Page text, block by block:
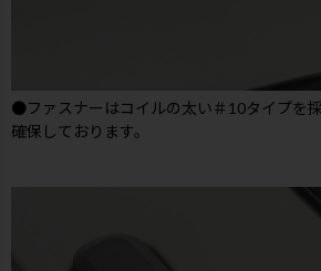
●ファスナーはコイルの太い＃10タイプを
確保しております。